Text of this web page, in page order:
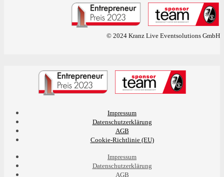
© 2024 Kranz Live Eventsolutions GmbH
Impressum
Datenschutzerklärung
AGB
Cookie-Richtlinie (EU)
Impressum
Datenschutzerklärung
AGB